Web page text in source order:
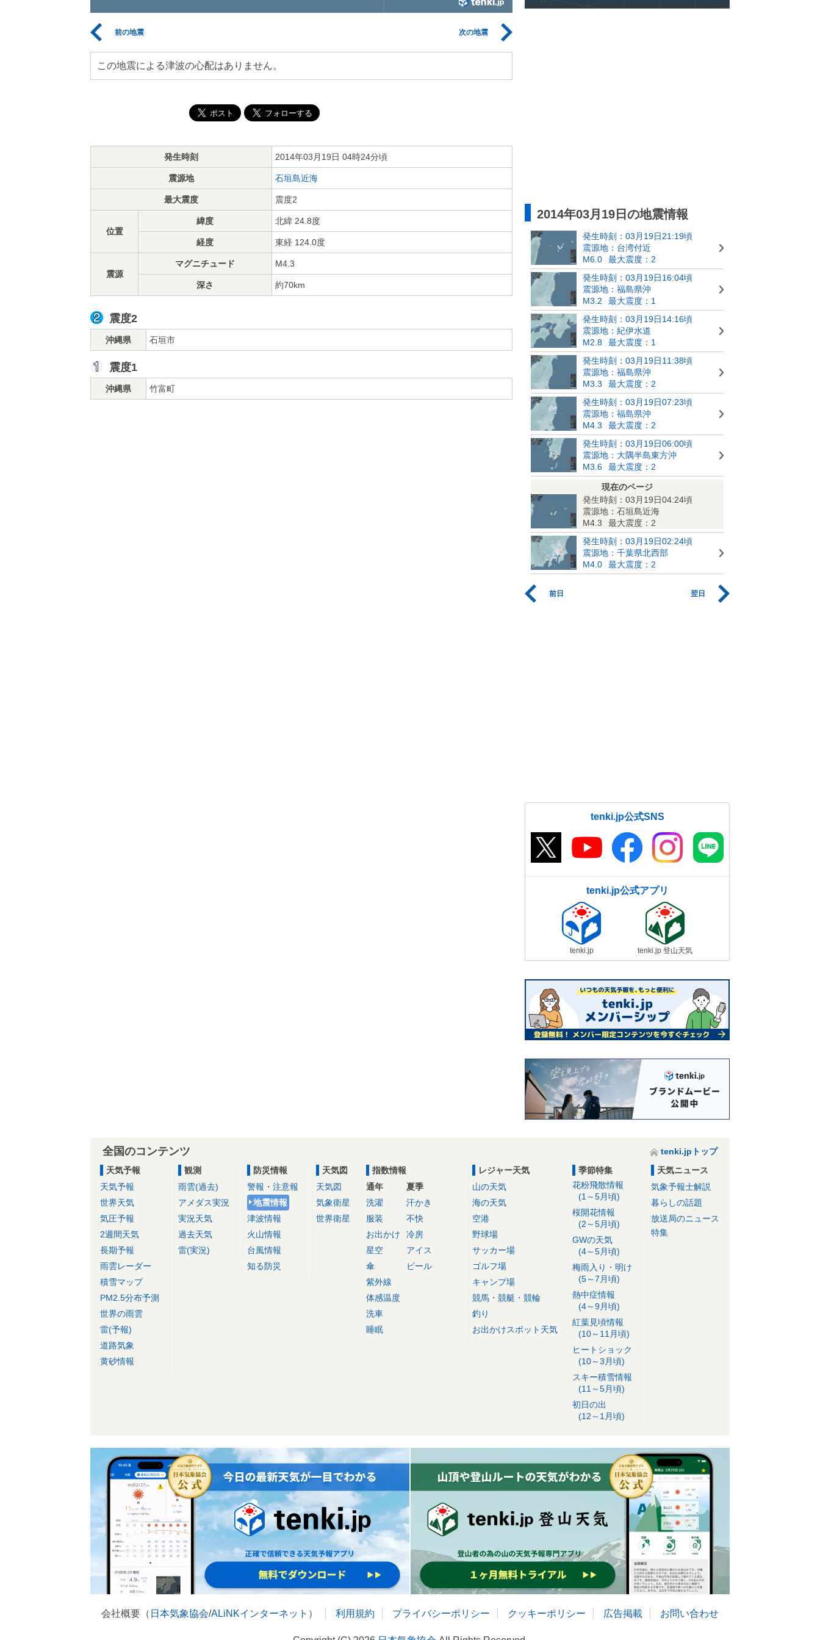
前の地震 次の地震
この地震による津波の心配はありません。
発生時刻 2014年03月19日 04時24分頃
震源地 石垣島近海
最大震度 震度2
位置
緯度 北緯 24.8度
経度 東経 124.0度
震源
マグニチュード M4.3
深さ 約70km
震度2
沖縄県 石垣市
震度1
沖縄県 竹富町
2014年03月19日の地震情報
発生時刻：03月19日21:19頃
震源地：台湾付近
M6.0
最大震度：2
発生時刻：03月19日16:04頃
震源地：福島県沖
M3.2
最大震度：1
発生時刻：03月19日14:16頃
震源地：紀伊水道
M2.8
最大震度：1
発生時刻：03月19日11:38頃
震源地：福島県沖
M3.3
最大震度：2
発生時刻：03月19日07:23頃
震源地：福島県沖
M4.3
最大震度：2
発生時刻：03月19日06:00頃
震源地：大隅半島東方沖
M3.6
最大震度：2
現在のページ
発生時刻：03月19日04:24頃
震源地：石垣島近海
M4.3
最大震度：2
発生時刻：03月19日02:24頃
震源地：千葉県北西部
M4.0
最大震度：2
前日 翌日
tenki.jp公式SNS
tenki.jp公式アプリ
tenki.jp tenki.jp 登山天気
全国のコンテンツ
tenki.jpトップ
天気予報
天気予報
世界天気
気圧予報
2週間天気
長期予報
雨雲レーダー
積雪マップ
PM2.5分布予測
世界の雨雲
雷(予報)
道路気象
黄砂情報
観測
雨雲(過去)
アメダス実況
実況天気
過去天気
雷(実況)
防災情報
警報・注意報
地震情報
津波情報
火山情報
台風情報
知る防災
天気図
天気図
気象衛星
世界衛星
指数情報
通年
洗濯
服装
お出かけ
星空
傘
紫外線
体感温度
洗車
睡眠
夏季
汗かき
不快
冷房
アイス
ビール
レジャー天気
山の天気
海の天気
空港
野球場
サッカー場
ゴルフ場
キャンプ場
競馬・競艇・競輪
釣り
お出かけスポット天気
季節特集
花粉飛散情報
(1～5月頃)
桜開花情報
(2～5月頃)
GWの天気
(4～5月頃)
梅雨入り・明け
(5～7月頃)
熱中症情報
(4～9月頃)
紅葉見頃情報
(10～11月頃)
ヒートショック
(10～3月頃)
スキー積雪情報
(11～5月頃)
初日の出
(12～1月頃)
天気ニュース
気象予報士解説
暮らしの話題
放送局のニュース
特集
会社概要（ 日本気象協会/ALiNKインターネット ） 利用規約 プライバシーポリシー クッキーポリシー 広告掲載 お問い合わせ